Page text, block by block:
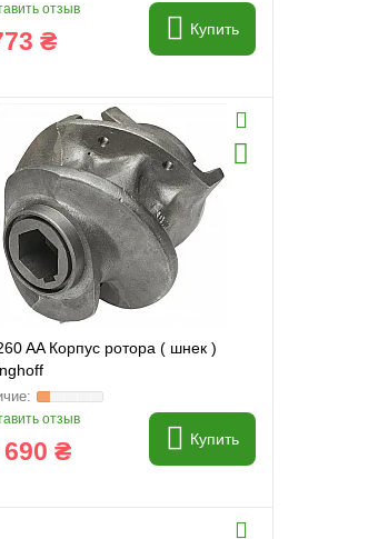
отзыв
₴ Купить
AA Корпус ротора ( шнек )
отзыв
690 ₴ Купить